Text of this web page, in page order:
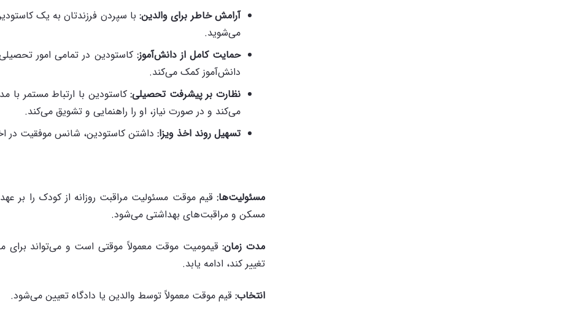
آرامش خاطر برای والدین:با سپردن فرزندتان به یک
می‌شوید.
حمایت کامل از دانش‌آموز: کاستودین در تمامی امور
دانش‌آموز کمک می‌کند.
نظارت بر پیشرفت تحصیلی:کاستودین با ارتباط مستمر با
می‌کند و در صورت نیاز، او را راهنمایی و تشویق می‌کند.
تسهیل روند اخذ ویزا: داشتن کاستودین، شانس موفقیت در
مسئولیت‌ها: قیم موقت مسئولیت مراقبت روزانه از کودک را بر
مسکن و مراقبت‌های بهداشتی می‌شود.
مدت زمان:قیمومیت موقت معمولاً موقتی است و می‌تواند
تغییر کند، ادامه یابد.
انتخاب: قیم موقت معمولاً توسط والدین یا دادگاه تعیین می‌شود.